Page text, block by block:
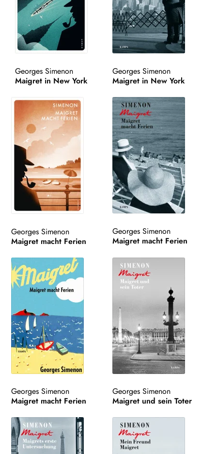
Salon
Atelier
Kampa Bunt
AUTOR*INNEN
LESUNGEN
VERLAG
AKTUELLES
HANDEL
LIZENZEN | FOREIGN RIGHTS
WEITERE VERLAGE
Search:
Georges Simenon
Maigret in New York
Georges Simenon
Maigret in New York
Georges Simenon
Maigret macht Ferien
Georges Simenon
Maigret macht Ferien
Georges Simenon
Maigret macht Ferien
Georges Simenon
Maigret und sein Toter